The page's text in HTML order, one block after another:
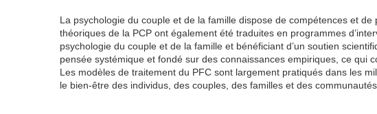
La psychologie du couple et de la famille dispose de compétences et
théoriques de la PCP ont également été traduites en programmes
psychologie du couple et de la famille et bénéficiant d’un soutien
pensée systémique et fondé sur des connaissances empiriques, ce qui
Les modèles de traitement du PFC sont largement pratiqués dans les
le bien-être des individus, des couples, des familles et des communautés.